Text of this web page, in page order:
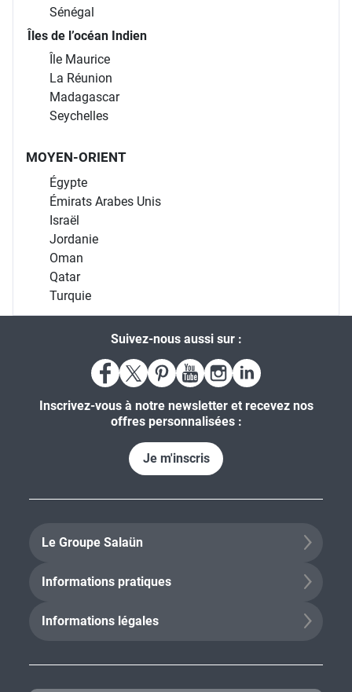
Sénégal
Îles de l’océan Indien
Île Maurice
La Réunion
Madagascar
Seychelles
MOYEN-ORIENT
Égypte
Émirats Arabes Unis
Israël
Jordanie
Oman
Qatar
Turquie
Suivez-nous aussi sur :
Inscrivez-vous à notre newsletter et recevez nos
offres personnalisées :
Je m'inscris
Le Groupe Salaün
Informations pratiques
Informations légales